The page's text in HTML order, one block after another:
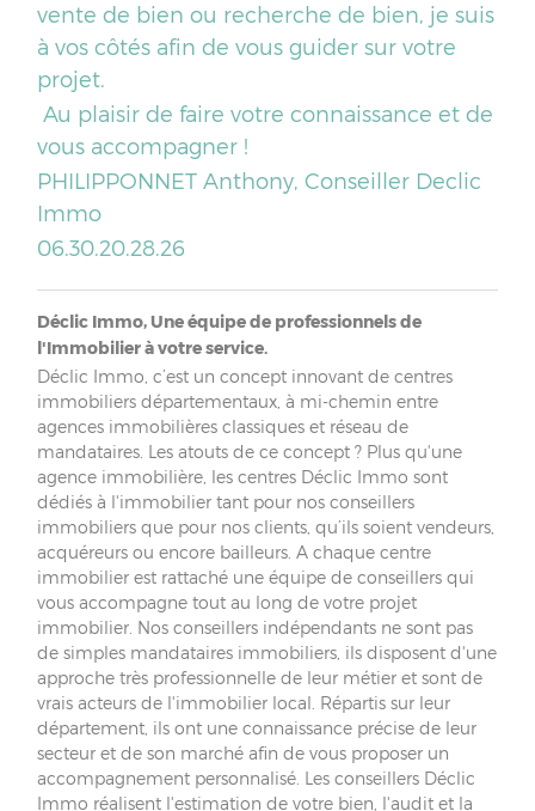
vente de bien ou recherche de bien, je suis
à vos côtés afin de vous guider sur votre
projet.
Au plaisir de faire votre connaissance et de
vous accompagner !
PHILIPPONNET Anthony, Conseiller Declic
Immo
06.30.20.28.26
Déclic Immo, Une équipe de professionnels de
l'Immobilier à votre service.
Déclic Immo, c’est un concept innovant de centres
immobiliers départementaux, à mi-chemin entre
agences immobilières classiques et réseau de
mandataires. Les atouts de ce concept ? Plus qu'une
agence immobilière, les centres Déclic Immo sont
dédiés à l'immobilier tant pour nos conseillers
immobiliers que pour nos clients, qu’ils soient vendeurs,
acquéreurs ou encore bailleurs. A chaque centre
immobilier est rattaché une équipe de conseillers qui
vous accompagne tout au long de votre projet
immobilier. Nos conseillers indépendants ne sont pas
de simples mandataires immobiliers, ils disposent d'une
approche très professionnelle de leur métier et sont de
vrais acteurs de l'immobilier local. Répartis sur leur
département, ils ont une connaissance précise de leur
secteur et de son marché afin de vous proposer un
accompagnement personnalisé. Les conseillers Déclic
Immo réalisent l'estimation de votre bien, l'audit et la